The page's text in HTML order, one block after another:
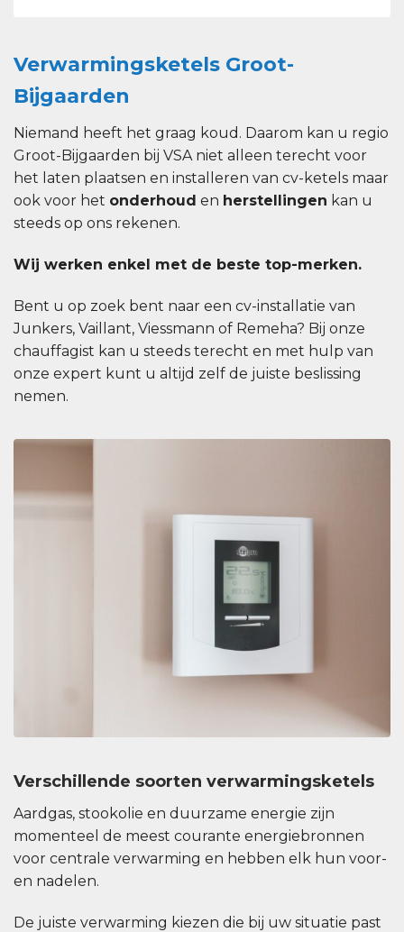
Verwarmingsketels Groot-
Bijgaarden
Niemand heeft het graag koud. Daarom kan u regio
Groot-Bijgaarden bij VSA niet alleen terecht voor
het laten plaatsen en installeren van cv-ketels maar
ook voor het onderhoud en herstellingen kan u
steeds op ons rekenen.
Wij werken enkel met de beste top-merken.
Bent u op zoek bent naar een cv-installatie van
Junkers, Vaillant, Viessmann of Remeha? Bij onze
chauffagist kan u steeds terecht en met hulp van
onze expert kunt u altijd zelf de juiste beslissing
nemen.
Verschillende soorten verwarmingsketels
Aardgas, stookolie en duurzame energie zijn
momenteel de meest courante energiebronnen
voor centrale verwarming en hebben elk hun voor-
en nadelen.
De juiste verwarming kiezen die bij uw situatie past